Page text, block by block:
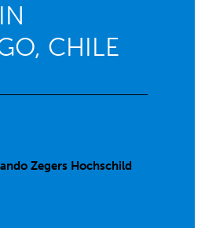
CHILE
Zegers Hochschild